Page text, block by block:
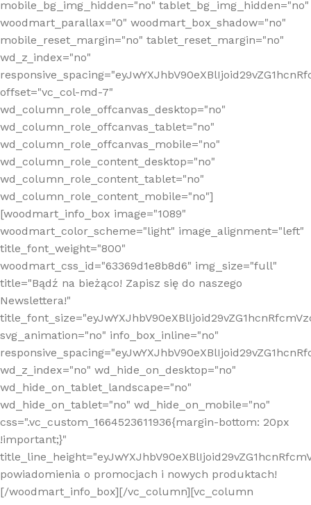
mobile_bg_img_hidden="no" tablet_bg_img_hidden="no"
woodmart_parallax="0" woodmart_box_shadow="no"
mobile_reset_margin="no" tablet_reset_margin="no"
wd_z_index="no"
offset="vc_col-md-7"
wd_column_role_offcanvas_desktop="no"
wd_column_role_offcanvas_tablet="no"
wd_column_role_offcanvas_mobile="no"
wd_column_role_content_desktop="no"
wd_column_role_content_tablet="no"
wd_column_role_content_mobile="no"]
[woodmart_info_box image="1089"
woodmart_color_scheme="light" image_alignment="left"
title_font_weight="800"
woodmart_css_id="63369d1e8b8d6" img_size="full"
title="Bądź na bieżąco! Zapisz się do naszego
Newslettera!"
svg_animation="no" info_box_inline="no"
wd_z_index="no" wd_hide_on_desktop="no"
wd_hide_on_tablet_landscape="no"
wd_hide_on_tablet="no" wd_hide_on_mobile="no"
css=".vc_custom_1664523611936{margin-bottom: 20px
!important;}"
powiadomienia o promocjach i nowych produktach!
[/woodmart_info_box][/vc_column][vc_column